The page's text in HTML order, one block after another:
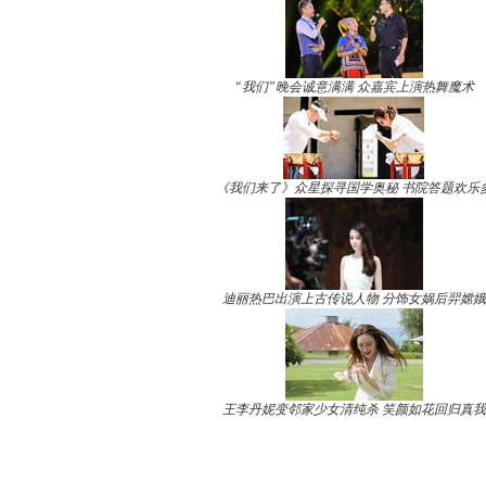
“我们”晚会诚意满满 众嘉宾上演热舞魔术
《我们来了》众星探寻国学奥秘 书院答题欢乐
迪丽热巴出演上古传说人物 分饰女娲后羿嫦娥
王李丹妮变邻家少女清纯杀 笑颜如花回归真我